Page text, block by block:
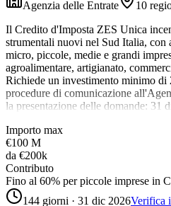
Agenzia delle Entrate
10
Il Credito d'Imposta ZES Unica
strumentali nuovi nel Sud Italia,
micro, piccole, medie e grandi
agroalimentare, artigianato,
Richiede un investimento minimo di
procedure di comunicazione
la presentazione delle domande: 31
Importo max
€100 M
da €200k
Contributo
Fino al 60% per piccole imprese in
144 giorni · 31 dic 2026Verifica